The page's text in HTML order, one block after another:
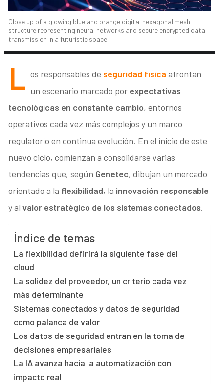
Close up of a glowing blue and orange digital hexagonal mesh
structure representing neural networks and secure encrypted data
transmission in a futuristic space
L os responsables de seguridad física afrontan
un escenario marcado por expectativas
tecnológicas en constante cambio, entornos
operativos cada vez más complejos y un marco
regulatorio en continua evolución. En el inicio de este
nuevo ciclo, comienzan a consolidarse varias
tendencias que, según Genetec, dibujan un mercado
orientado a la flexibilidad, la innovación responsable
y alvalor estratégico de los sistemas conectados.
Índice de temas
La flexibilidad definirá la siguiente fase del
cloud
La solidez del proveedor, un criterio cada vez
más determinante
Sistemas conectados y datos de seguridad
como palanca de valor
Los datos de seguridad entran en la toma de
decisiones empresariales
La IA avanza hacia la automatización con
impacto real